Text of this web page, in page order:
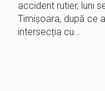
accident rutier, luni
Timișoara, după ce
intersecția cu…